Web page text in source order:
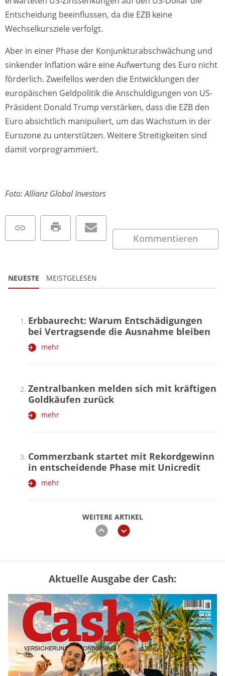
Entscheidung beeinflussen, da die EZB keine
Wechselkursziele verfolgt.
Aber in einer Phase der Konjunkturabschwächung und
sinkender Inflation wäre eine Aufwertung des Euro nicht
förderlich. Zweifellos werden die Entwicklungen der
europäischen Geldpolitik die Anschuldigungen von US-
Präsident Donald Trump verstärken, dass die EZB den
Euro absichtlich manipuliert, um das Wachstum in der
Eurozone zu unterstützen. Weitere Streitigkeiten sind
damit vorprogrammiert.
Foto: Allianz Global Investors
Kommentieren
NEUESTE MEISTGELESEN
WEITERE ARTIKEL
zurückweiter
Erbbaurecht: Warum Entschädigungen
bei Vertragsende die Ausnahme bleiben
mehr
Zentralbanken melden sich mit kräftigen
Goldkäufen zurück
mehr
Commerzbank startet mit Rekordgewinn
in entscheidende Phase mit Unicredit
mehr
Mütterrente III Tabelle: So viel Renten-
Nachzahlung ist pro Kind möglich
mehr
„Jung kauft Alt“ 2026: Neue Förderung im
Überblick – Tabelle mit Kreditbeträgen
und Einkommensgrenzen
Aktuelle Ausgabe der Cash: